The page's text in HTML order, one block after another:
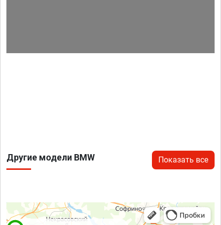
Другие модели BMW Показать все